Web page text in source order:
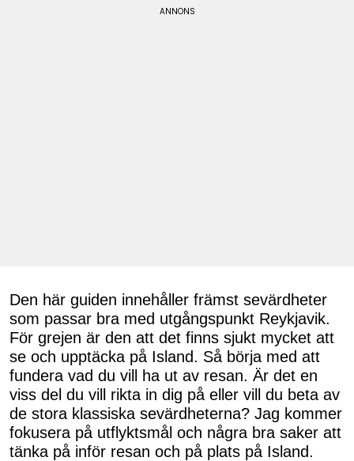
Den här guiden innehåller främst sevärdheter
som passar bra med utgångspunkt Reykjavik.
För grejen är den att det finns sjukt mycket att
se och upptäcka på Island. Så börja med att
fundera vad du vill ha ut av resan. Är det en
viss del du vill rikta in dig på eller vill du beta av
de stora klassiska sevärdheterna? Jag kommer
fokusera på utflyktsmål och några bra saker att
tänka på inför resan och på plats på Island.